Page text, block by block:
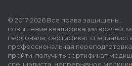
© 2017-2026 Все права защищены.
повышение квалификации врачей,
персонала, сертификат
профессиональная
пройти, получить сертификат
специалиста, непрерывное